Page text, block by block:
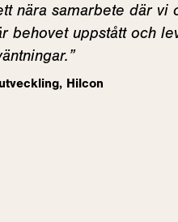
nära samarbete där vi
behovet uppstått och
Hilcon